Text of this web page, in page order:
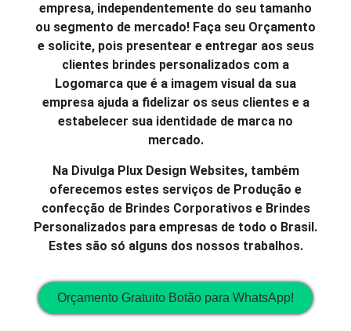
empresa, independentemente do seu tamanho
ou segmento de mercado! Faça seu Orçamento
e solicite, pois presentear e entregar aos seus
clientes brindes personalizados com a
Logomarca que é a imagem visual da sua
empresa ajuda a fidelizar os seus clientes e a
estabelecer sua identidade de marca no
mercado.
Na Divulga Plux Design Websites, também
oferecemos estes serviços de Produção e
confecção de Brindes Corporativos e Brindes
Personalizados para empresas de todo o Brasil.
Estes são só alguns dos nossos trabalhos.
Orçamento Gratuito Botão para WhatsApp!